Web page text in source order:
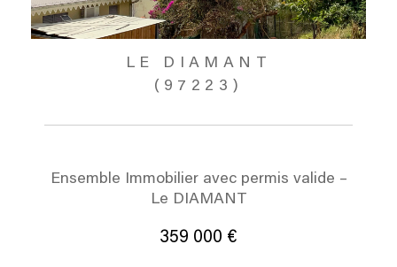
LE DIAMANT
(97223)
Ensemble Immobilier avec permis valide –
Le DIAMANT
359 000 €